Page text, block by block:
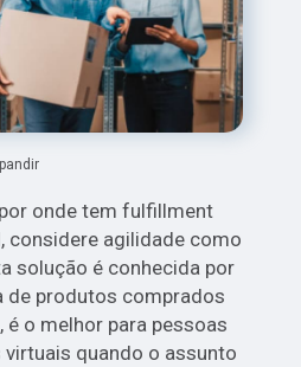
onde tem fulfillment
considere agilidade como
solução é conhecida por
de produtos comprados
o melhor para pessoas
quando o assunto